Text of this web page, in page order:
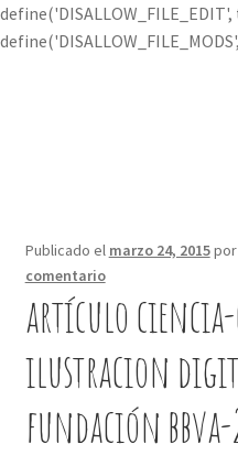
Quién soy
Contácteme
Publicado el marzo 24, 2015por
comentario
artículo
ilustracion
fundación bbva-